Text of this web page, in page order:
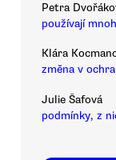
Petra
používají
Klára
změna v
Julie Šafová
podmínky, z